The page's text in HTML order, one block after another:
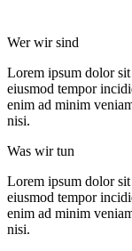
Wer wir sind
Lorem ipsum dolor
eiusmod tempor
enim ad minim
nisi.
Was wir tun
Lorem ipsum dolor
eiusmod tempor
enim ad minim
nisi.